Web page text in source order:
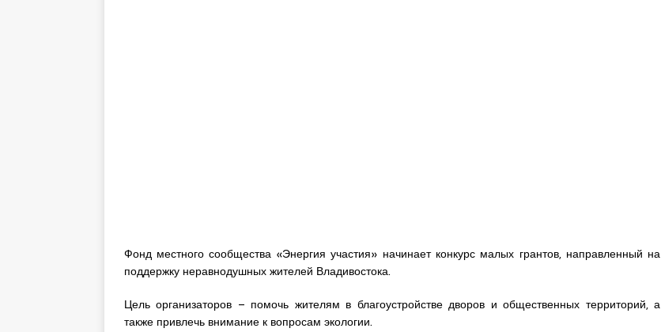
Фонд местного сообщества «Энергия участия» начинает конкурс малых грантов, направленный на
поддержку неравнодушных жителей Владивостока.
Цель организаторов – помочь жителям в благоустройстве дворов и общественных территорий, а
также привлечь внимание к вопросам экологии.